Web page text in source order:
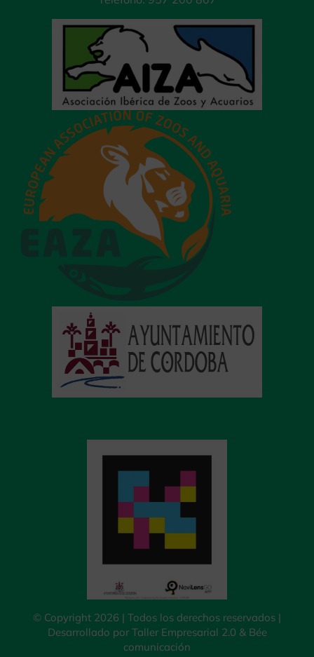
© Copyright 2026 | Todos los derechos reservados |
Desarrollado por Taller Empresarial 2.0 & Bée
comunicación